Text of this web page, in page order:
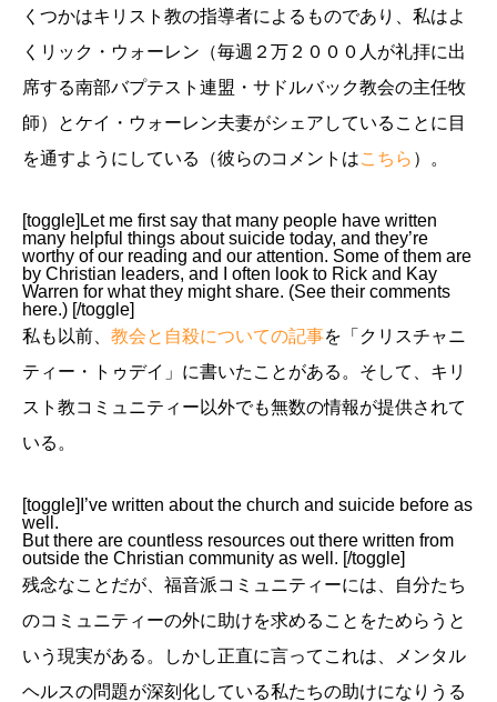
くつかはキリスト教の指導者によるものであり、私はよ
くリック・ウォーレン（毎週２万２０００人が礼拝に出
席する南部バプテスト連盟・サドルバック教会の主任牧
師）とケイ・ウォーレン夫妻がシェアしていることに目
を通すようにしている（彼らのコメントはこちら ）。
[toggle]Let me first say that many people have written
many helpful things about suicide today, and they’re
worthy of our reading and our attention. Some of them are
by Christian leaders, and I often look to Rick and Kay
Warren for what they might share. (See their comments
here.) [/toggle]
私も以前、 教会と自殺についての記事を「クリスチャニ
ティー・トゥデイ」に書いたことがある。そして、キリ
スト教コミュニティー以外でも無数の情報が提供されて
いる。
[toggle]I’ve written about the church and suicide before as
well.
But there are countless resources out there written from
outside the Christian community as well. [/toggle]
残念なことだが、福音派コミュニティーには、自分たち
のコミュニティーの外に助けを求めることをためらうと
いう現実がある。しかし正直に言ってこれは、メンタル
ヘルスの問題が深刻化している私たちの助けになりうる